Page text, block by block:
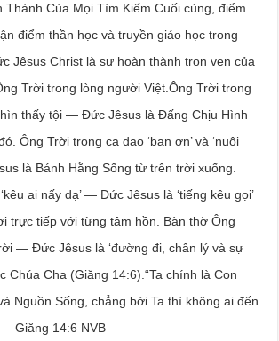
Của Mọi Tìm Kiếm Cuối cùng, điểm
điểm thần học và truyền giáo học trong
Jêsus Christ là sự hoàn thành trọn vẹn của
Trời trong lòng người Việt.Ông Trời trong
thấy tội — Đức Jêsus là Đấng Chịu Hình
Ông Trời trong ca dao ‘ban ơn’ và ‘nuôi
là Bánh Hằng Sống từ trên trời xuống.
ai nấy dạ’ — Đức Jêsus là ‘tiếng kêu gọi’
trực tiếp với từng tâm hồn. Bàn thờ Ông
— Đức Jêsus là ‘đường đi, chân lý và sự
Chúa Cha (Giăng 14:6).“Ta chính là Con
Nguồn Sống, chẳng bởi Ta thì không ai đến
Giăng 14:6 NVB